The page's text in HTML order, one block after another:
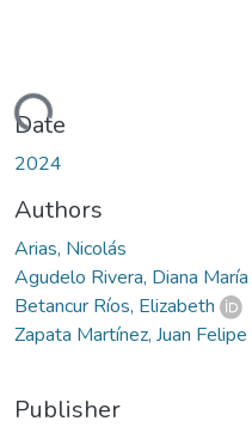
Loading...
Date
2024
Authors
Arias, Nicolás
Agudelo Rivera, Diana María
Betancur Ríos, Elizabeth
Zapata Martínez, Juan Felipe
Publisher